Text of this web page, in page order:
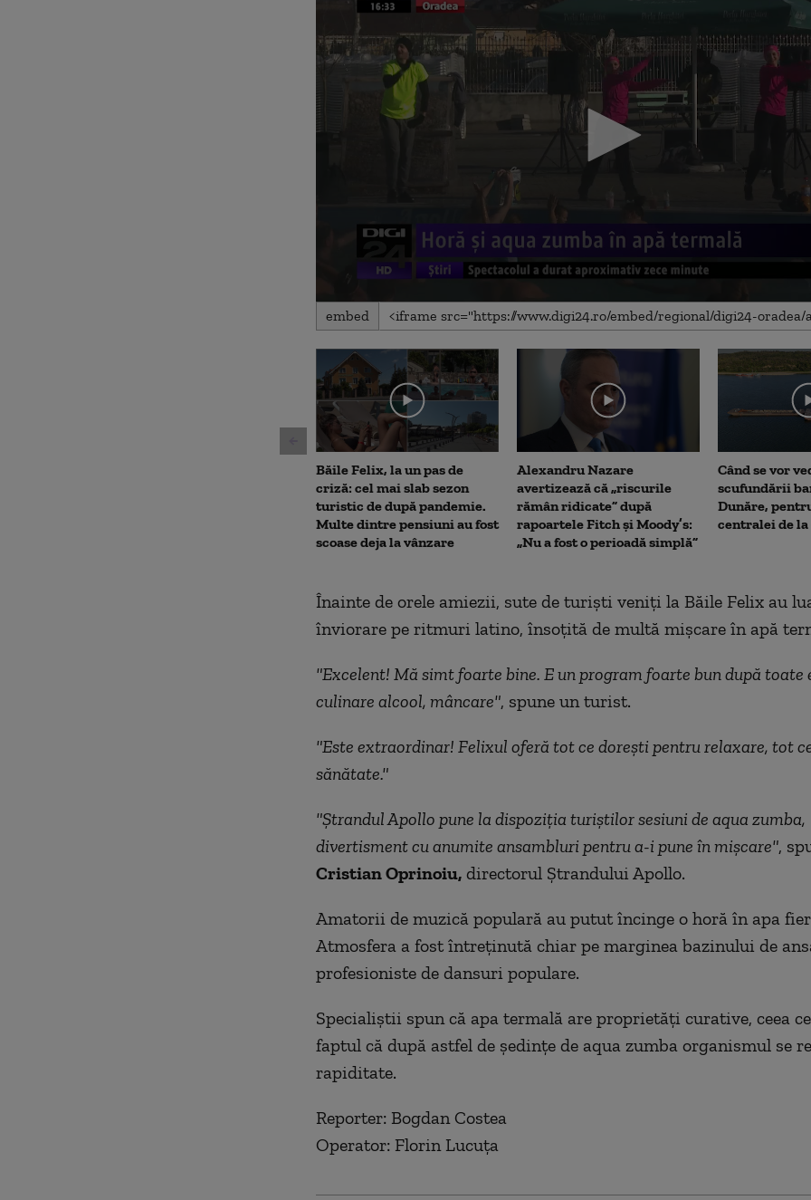
0
seconds
1
minute,
45
secondsVolume
90%
embed
Băile Felix, la un pas de
criză: cel mai slab sezon
turistic de după pandemie.
Multe dintre pensiuni au fost
scoase deja la vânzare
Alexandru Nazare
avertizează că „riscurile
rămân ridicate” după
rapoartele Fitch și Moody’s:
„Nu a fost o perioadă simplă”
Când se vor
scufundării
Dunăre,
centralei de la
Înainte de orele amiezii, sute de turiști veniți la Băile Felix au
înviorare pe ritmuri latino, însoțită de multă mișcare în apă
"Excelent! Mă simt foarte bine. E un program foarte bun după toate
culinare alcool, mâncare", spune un turist.
"Este extraordinar! Felixul oferă tot ce dorești pentru relaxare, tot
sănătate."
"Ştrandul Apollo pune la dispoziția turiștilor sesiuni de aqua zumba,
divertisment cu anumite ansambluri pentru a-i pune în mișcare",
Cristian Oprinoiu,directorul Ştrandului Apollo.
Amatorii de muzică populară au putut încinge o horă în apa
Atmosfera a fost întreţinută chiar pe marginea bazinului de
profesioniste de dansuri populare.
Specialiștii spun că apa termală are proprietăți curative, ceea
faptul că după astfel de ședințe de aqua zumba organismul se
rapiditate.
Reporter: Bogdan Costea
Operator: Florin Lucuța